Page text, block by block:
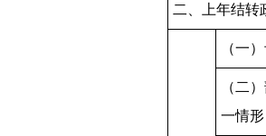
二、上年结转
（一
（二
一情形